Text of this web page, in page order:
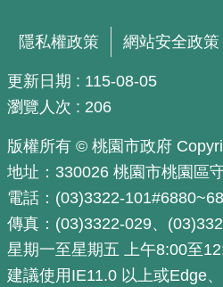
隱私權政策 網站安全政策
更新日期
115-08-05
瀏覽人次
206
版權所有 © 桃園市政府
地址：330026 桃園市桃園區
電話：(03)3322-
傳真：(03)3322-029、
星期一至星期五 上午8:00至
建議使用IE11.0 以上或Edge